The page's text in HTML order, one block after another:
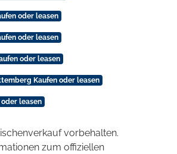
oder leasen
oder leasen
oder leasen
Kaufen oder leasen
oder leasen
vorbehalten.
zum offiziellen